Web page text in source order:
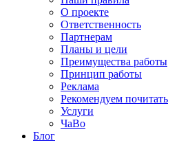
О проекте
Ответственность
Партнерам
Планы и цели
Преимущества работы
Принцип работы
Реклама
Рекомендуем почитать
Услуги
ЧаВо
Блог